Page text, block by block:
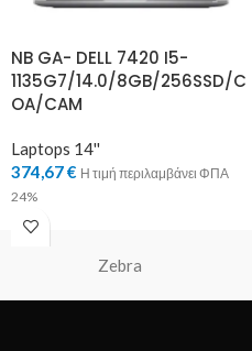
NB GA- DELL 7420 I5-
1135G7/14.0/8GB/256SSD/C
OA/CAM
Laptops 14''
374,67€ Η τιμή περιλαμβάνει ΦΠΑ
24%
Zebra